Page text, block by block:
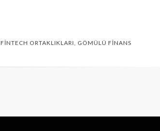
FINTECH ORTAKLIKLARI, GÖMÜLÜ FINANS